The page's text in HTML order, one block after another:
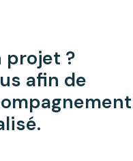
projet ?
afin de